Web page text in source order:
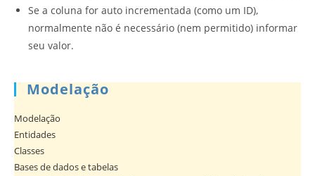
Se a coluna for auto incrementada (como um ID),
normalmente não é necessário (nem permitido) informar
seu valor.
Modelação
Modelação
Entidades
Classes
Bases de dados e tabelas